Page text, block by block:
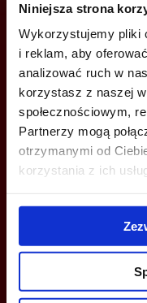
Niniejsza strona
Wykorzystujemy pliki
i reklam, aby
analizować ruch w
korzystasz z naszej
społecznościowym,
Partnerzy mogą
otrzymanymi od
korzystania z ich
Jesteś
ZADZWOŃ I DOWIEDZ SIĘ
+48 22 167 04 00
info@bazabiur.pl
MOŻESZ TEŻ ZOSTAWIĆ
Z TOBĄ